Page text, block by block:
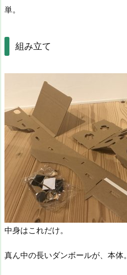
単。
組み立て
中身はこれだけ。
真ん中の長いダンボールが、本体。